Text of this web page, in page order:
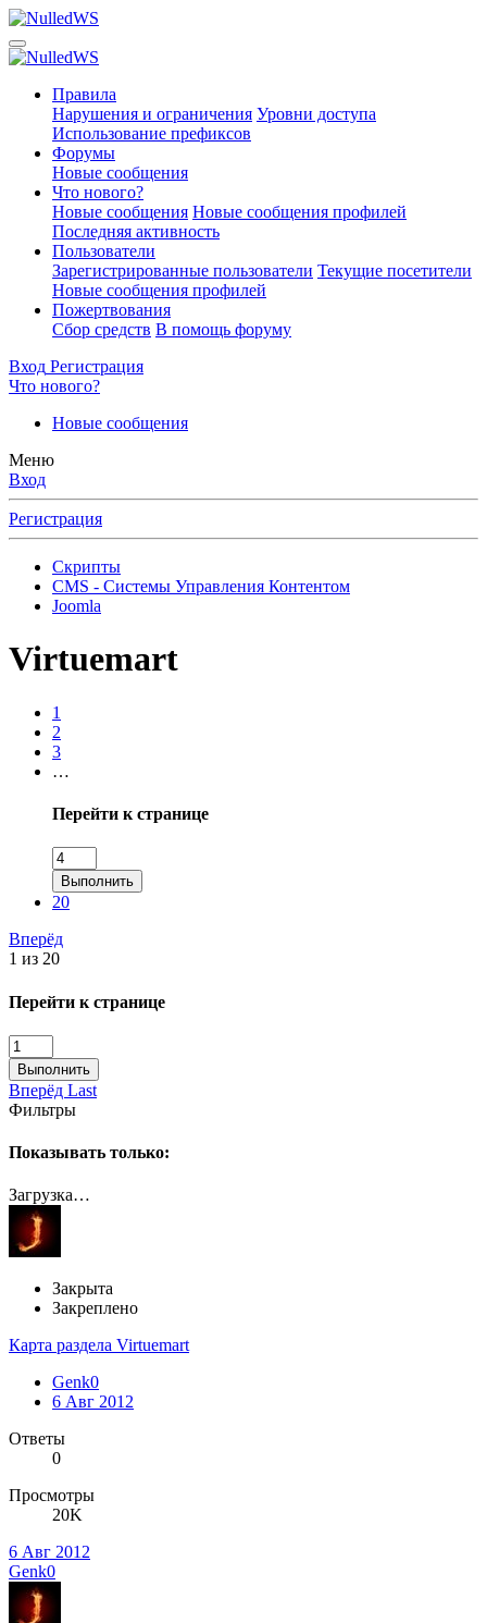
Правила
Нарушения и ограничения Уровни доступа
Использование префиксов
Форумы
Новые сообщения
Что нового?
Новые сообщения Новые сообщения профилей
Последняя активность
Пользователи
Зарегистрированные пользователи Текущие посетители
Новые сообщения профилей
Пожертвования
Сбор средств В помощь форуму
Вход Регистрация
Что нового?
Новые сообщения
Меню
Вход
Регистрация
Скрипты
CMS - Системы Управления Контентом
Joomla
Virtuemart
1
2
3
…
Перейти к странице
Выполнить
20
Вперёд
1 из 20
Перейти к странице
Выполнить
Вперёд Last
Фильтры
Показывать только:
Загрузка…
Закрыта
Закреплено
Карта раздела Virtuemart
Genk0
6 Авг 2012
Ответы
0
Просмотры
20K
6 Авг 2012
Genk0